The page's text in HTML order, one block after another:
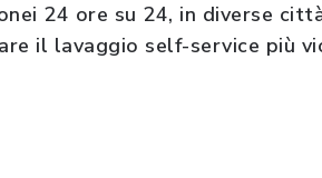
24 ore su 24, in diverse
il lavaggio self-service più